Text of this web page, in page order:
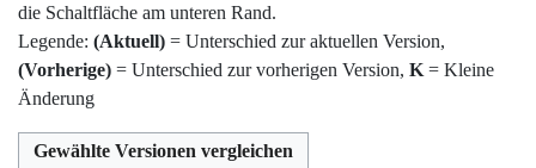
die Schaltfläche am unteren Rand.
Legende: (Aktuell) = Unterschied zur aktuellen Version,
(Vorherige) = Unterschied zur vorherigen Version, K = Kleine
Änderung